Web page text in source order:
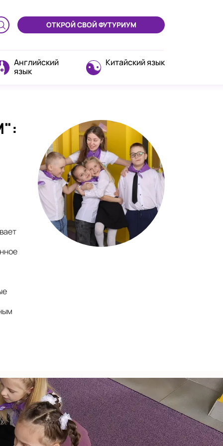
ОТКРОЙ СВОЙ ФУТУРИУМ
Английский
язык
Китайский язык